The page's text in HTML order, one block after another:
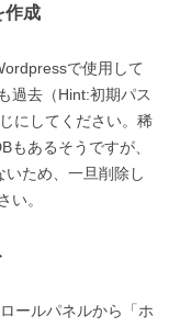
作成
で使用して
過去（Hint:初期パス
にしてください。稀
もあるそうですが、
ため、一旦削除し
い。
ールパネルから「ホ